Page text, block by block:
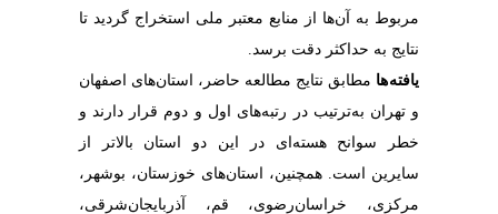
مربوط به آن‌ها از منابع معتبر ملی استخراج گردید تا
نتایج به حداکثر دقت برسد.
یافته ها مطابق نتایج مطالعه حاضر، استان‌های اصفهان
و تهران به‌ترتیب در رتبه‌های اول و دوم قرار دارند و
خطر سوانح هسته‌ای در این دو استان بالاتر از
سایرین است. همچنین، استان‌های خوزستان، بوشهر،
مرکزی، خراسان‌رضوی، قم، آذربایجان‌شرقی،